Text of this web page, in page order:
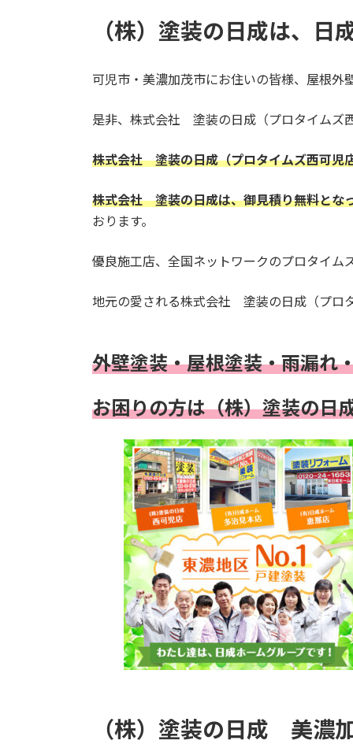
（株）塗装の日成は、日
可児市・美濃加茂市にお住いの皆様、屋根外
是非、株式会社 塗装の日成（プロタイムズ
株式会社 塗装の日成（プロタイムズ西可児
株式会社 塗装の日成は、御見積り無料とな
おります。
優良施工店、全国ネットワークのプロタイム
地元の愛される株式会社 塗装の日成（プロ
外壁塗装・屋根塗装・雨漏れ
お困りの方は（株）塗装の日
（株）塗装の日成 美濃